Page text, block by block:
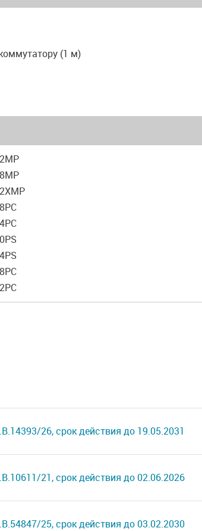
(1 м)
26, срок действия до 19.05.2031
21, срок действия до 02.06.2026
25, срок действия до 03.02.2030